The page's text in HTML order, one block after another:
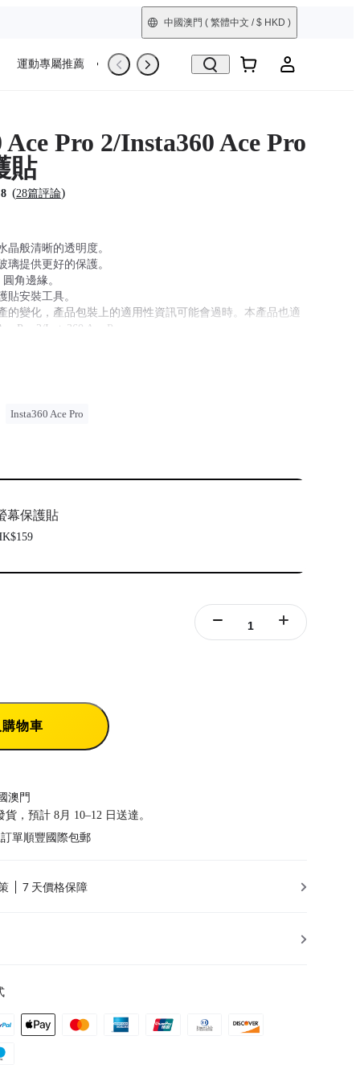
中國澳門 ( 繁體中文 / $ HKD )
運動專屬推薦 Trade-In 翻新機
Ace Pro 2/Insta360 Ace Pro
貼
(28篇評論)
晶般清晰的透明度。
璃提供更好的保護。
角邊緣。
貼安裝工具。
的變化，產品包裝上的適用性資訊可能會過時。本產品也適
Pro 2/Insta360 Ace Pro。
Insta360 Ace Pro
幕保護貼
物車
澳門
貨，預計 8月 10–12 日送達。
單順豐國際包郵
7 天價格保障